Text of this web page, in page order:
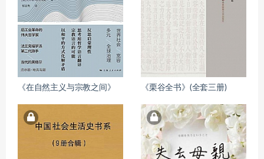
《在自然主义与宗教之间》 《栗谷全书》(全套三册)